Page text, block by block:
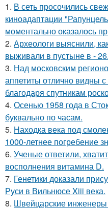
1. В сеть просочились
киноадаптации
моментально оказалось
2. Археологи выяснили,
выживали в пустыне в - 26.
3. Над московским
аппетиты отлично видны
благодаря спутникам
4. Осенью 1958 года в
буквально по часам.
5. Находка века под
1000-летнее погребение
6. Ученые ответили,
восполнения витамина D.
7. Генетики доказали
Руси в Вильнюсе Xiii века.
8. Швейцарские